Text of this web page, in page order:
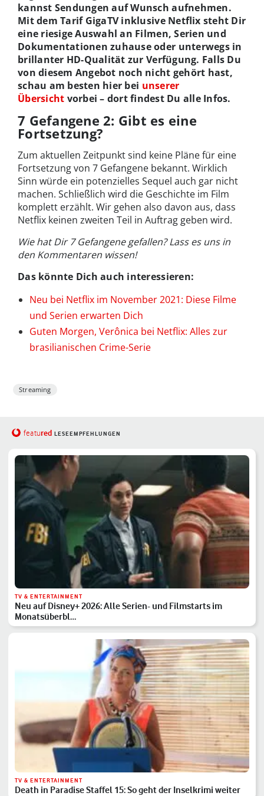
kannst Sendungen auf Wunsch aufnehmen.
Mit dem Tarif GigaTV inklusive Netflix steht Dir
eine riesige Auswahl an Filmen, Serien und
Dokumentationen zuhause oder unterwegs in
brillanter HD-Qualität zur Verfügung. Falls Du
von diesem Angebot noch nicht gehört hast,
schau am besten hier bei unserer
Übersicht vorbei – dort findest Du alle Infos.
7 Gefangene 2: Gibt es eine
Fortsetzung?
Zum aktuellen Zeitpunkt sind keine Pläne für eine
Fortsetzung von 7 Gefangene bekannt. Wirklich
Sinn würde ein potenzielles Sequel auch gar nicht
machen. Schließlich wird die Geschichte im Film
komplett erzählt. Wir gehen also davon aus, dass
Netflix keinen zweiten Teil in Auftrag geben wird.
Wie hat Dir 7 Gefangene gefallen? Lass es uns in
den Kommentaren wissen!
Das könnte Dich auch interessieren:
Neu bei Netflix im November 2021: Diese Filme
und Serien erwarten Dich
Guten Morgen, Verônica bei Netflix: Alles zur
brasilianischen Crime-Serie
Streaming
featured LESEEMPFEHLUNGEN
TV & ENTERTAINMENT
Neu auf Disney+ 2026: Alle Serien- und Filmstarts im
Monatsüberbl…
TV & ENTERTAINMENT
Death in Paradise Staffel 15: So geht der Inselkrimi weiter